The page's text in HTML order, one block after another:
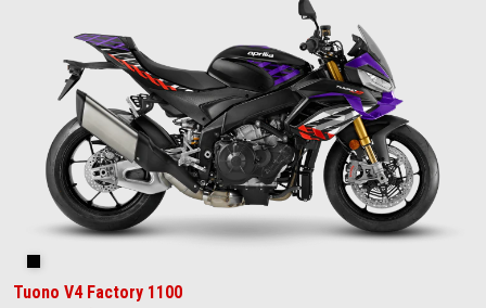
Tuono V4 Factory 1100